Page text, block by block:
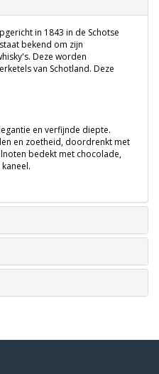
in 1843 in de Schotse
bekend om zijn
Deze worden
van Schotland. Deze
en verfijnde diepte.
en zoetheid, doordrenkt met
bedekt met chocolade,